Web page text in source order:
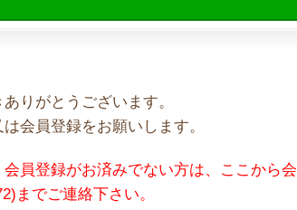
りがとうございます。
会員登録をお願いします。
員登録がお済みでない方は、ここから会
までご連絡下さい。